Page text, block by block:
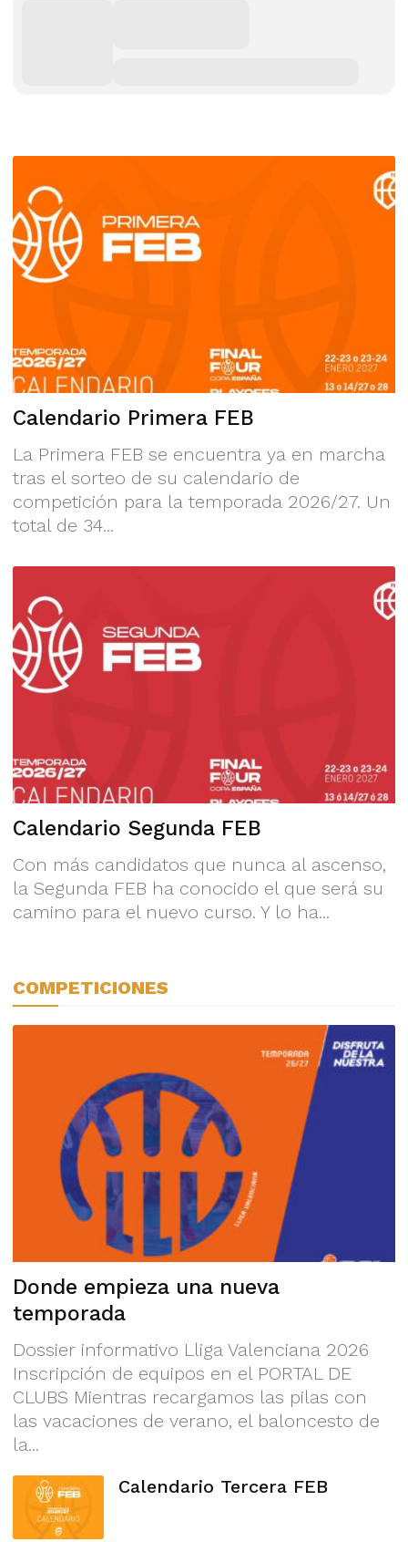
Calendario Primera FEB
La Primera FEB se encuentra ya en marcha
tras el sorteo de su calendario de
competición para la temporada 2026/27. Un
total de 34...
Calendario Segunda FEB
Con más candidatos que nunca al ascenso,
la Segunda FEB ha conocido el que será su
camino para el nuevo curso. Y lo ha...
COMPETICIONES
Donde empieza una nueva
temporada
Dossier informativo Lliga Valenciana 2026
Inscripción de equipos en el PORTAL DE
CLUBS Mientras recargamos las pilas con
las vacaciones de verano, el baloncesto de
la...
Calendario Tercera FEB